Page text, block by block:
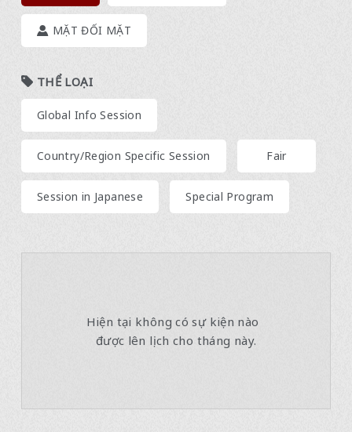
MẶT ĐỐI MẶT
THỂ LOẠI
Global Info Session
Country/Region Specific Session Fair
Session in Japanese Special Program
Hiện tại không có sự kiện nào
được lên lịch cho tháng này.